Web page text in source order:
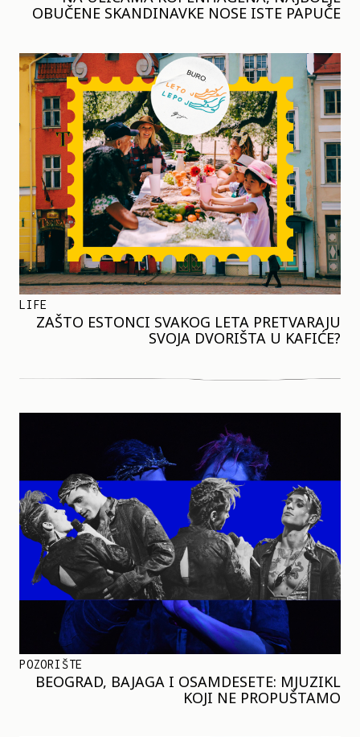
OBUČENE SKANDINAVKE NOSE ISTE PAPUČE
LIFE
ZAŠTO ESTONCI SVAKOG LETA PRETVARAJU
SVOJA DVORIŠTA U KAFIĆE?
POZORIŠTE
BEOGRAD, BAJAGA I OSAMDESETE: MJUZIKL
KOJI NE PROPUŠTAMO